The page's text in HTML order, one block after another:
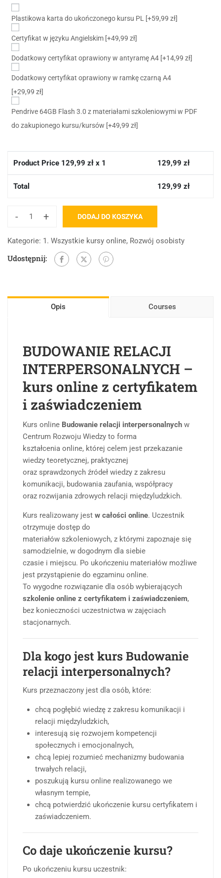
Plastikowa karta do ukończonego kursu PL [+59,99 zł]
Certyfikat w języku Angielskim [+49,99 zł]
Dodatkowy certyfikat oprawiony w antyramę A4 [+14,99 zł]
Dodatkowy certyfikat oprawiony w ramkę czarną A4
[+29,99 zł]
Pendrive 64GB Flash 3.0 z materiałami szkoleniowymi w PDF
do zakupionego kursu/kursów [+49,99 zł]
Product Price 129,99 zł x 1 129,99 zł
Total 129,99 zł
- + DODAJ DO KOSZYKA
Kategorie: 1. Wszystkie kursy online, Rozwój osobisty
Udostępnij:
Opis Courses
BUDOWANIE RELACJI
INTERPERSONALNYCH –
kurs online z certyfikatem
i zaświadczeniem
Kurs online Budowanie relacji interpersonalnych w
Centrum Rozwoju Wiedzy to forma
kształcenia online, której celem jest przekazanie
wiedzy teoretycznej, praktycznej
oraz sprawdzonych źródeł wiedzy z zakresu
komunikacji, budowania zaufania, współpracy
oraz rozwijania zdrowych relacji międzyludzkich.
Kurs realizowany jest w całości online. Uczestnik
otrzymuje dostęp do
materiałów szkoleniowych, z którymi zapoznaje się
samodzielnie, w dogodnym dla siebie
czasie i miejscu. Po ukończeniu materiałów możliwe
jest przystąpienie do egzaminu online.
To wygodne rozwiązanie dla osób wybierających
szkolenie online z certyfikatem i zaświadczeniem,
bez konieczności uczestnictwa w zajęciach
stacjonarnych.
Dla kogo jest kurs Budowanie
relacji interpersonalnych?
Kurs przeznaczony jest dla osób, które:
chcą pogłębić wiedzę z zakresu komunikacji i
relacji międzyludzkich,
interesują się rozwojem kompetencji
społecznych i emocjonalnych,
chcą lepiej rozumieć mechanizmy budowania
trwałych relacji,
poszukują kursu online realizowanego we
własnym tempie,
chcą potwierdzić ukończenie kursu certyfikatem i
zaświadczeniem.
Co daje ukończenie kursu?
Po ukończeniu kursu uczestnik: